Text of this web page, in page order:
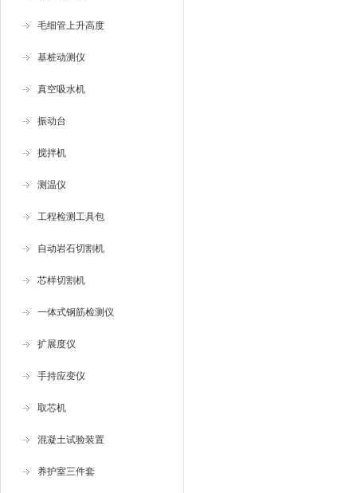
毛细管上升高度
基桩动测仪
真空吸水机
振动台
搅拌机
测温仪
工程检测工具包
自动岩石切割机
芯样切割机
一体式钢筋检测仪
扩展度仪
手持应变仪
取芯机
混凝土试验装置
养护室三件套